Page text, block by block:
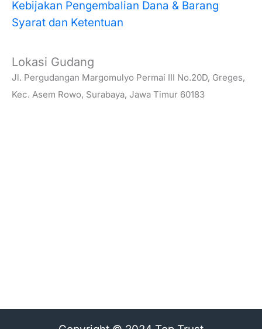
Kebijakan Pengembalian Dana & Barang
Syarat dan Ketentuan
Lokasi Gudang
Jl. Pergudangan Margomulyo Permai III No.20D, Greges,
Kec. Asem Rowo, Surabaya, Jawa Timur 60183